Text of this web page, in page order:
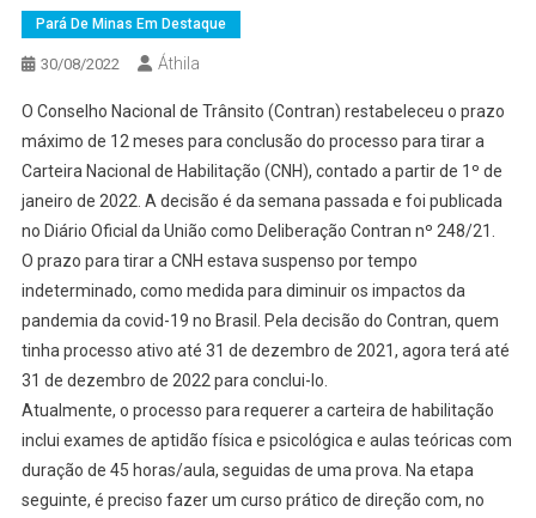
Pará De Minas Em Destaque
30/08/2022 Áthila
O Conselho Nacional de Trânsito (Contran) restabeleceu o prazo
máximo de 12 meses para conclusão do processo para tirar a
Carteira Nacional de Habilitação (CNH), contado a partir de 1º de
janeiro de 2022. A decisão é da semana passada e foi publicada
no Diário Oficial da União como Deliberação Contran nº 248/21.
O prazo para tirar a CNH estava suspenso por tempo
indeterminado, como medida para diminuir os impactos da
pandemia da covid-19 no Brasil. Pela decisão do Contran, quem
tinha processo ativo até 31 de dezembro de 2021, agora terá até
31 de dezembro de 2022 para conclui-lo.
Atualmente, o processo para requerer a carteira de habilitação
inclui exames de aptidão física e psicológica e aulas teóricas com
duração de 45 horas/aula, seguidas de uma prova. Na etapa
seguinte, é preciso fazer um curso prático de direção com, no